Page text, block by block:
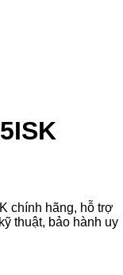
chính hãng, hỗ trợ
thuật, bảo hành uy